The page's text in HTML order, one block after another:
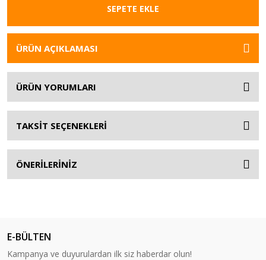
SEPETE EKLE
ÜRÜN AÇIKLAMASI
ÜRÜN YORUMLARI
TAKSİT SEÇENEKLERİ
ÖNERİLERİNİZ
E-BÜLTEN
Kampanya ve duyurulardan ilk siz haberdar olun!